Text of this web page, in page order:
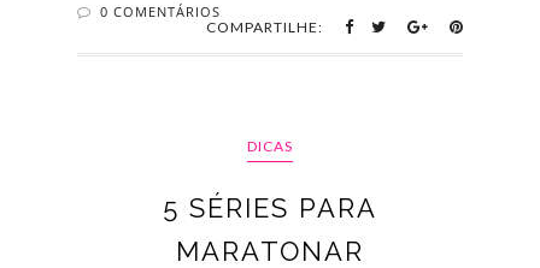
0 COMENTÁRIOS
COMPARTILHE:
DICAS
5 SÉRIES PARA
MARATONAR